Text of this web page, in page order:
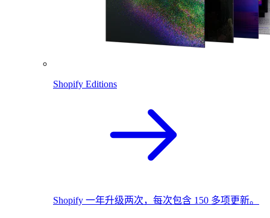
Shopify Editions
Shopify 一年升级两次，每次包含 150 多项更新。